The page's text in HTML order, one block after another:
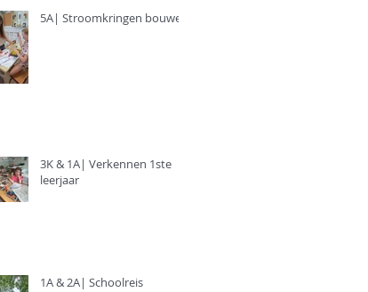
5A| Stroomkringen bouwen
3K & 1A| Verkennen 1ste
leerjaar
1A & 2A| Schoolreis